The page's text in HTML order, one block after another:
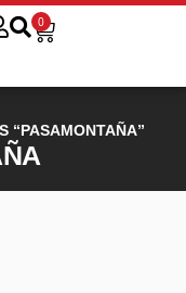
0
“PASAMONTAÑA”